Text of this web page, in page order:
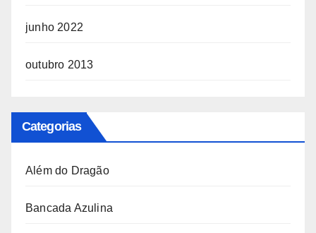
junho 2022
outubro 2013
Categorias
Além do Dragão
Bancada Azulina